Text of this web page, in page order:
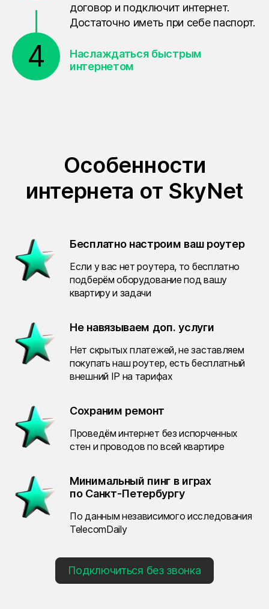
договор и подключит интернет.
Достаточно иметь при себе паспорт.
4
Наслаждаться быстрым
интернетом
Особенности
интернета от SkyNet
Бесплатно настроим ваш роутер
Если у вас нет роутера, то бесплатно
подберём оборудование под вашу
квартиру и задачи
Не навязываем доп. услуги
Нет скрытых платежей, не заставляем
покупать наш роутер, есть бесплатный
внешний IP на тарифах
Сохраним ремонт
Проведём интернет без испорченных
стен и проводов по всей квартире
Минимальный пинг в играх
по Санкт-Петербургу
По данным независимого исследования
TelecomDaily
Подключиться без звонка